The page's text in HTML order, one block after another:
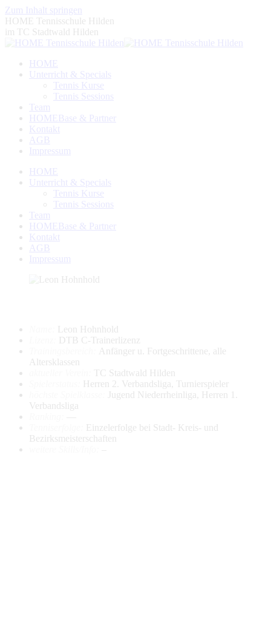
Zum Inhalt springen
HOME Tennisschule Hilden
im TC Stadtwald Hilden
HOME
Unterricht & Specials
Tennis Kurse
Tennis Sessions
Team
HOMEBase & Partner
Kontakt
AGB
Impressum
HOME
Unterricht & Specials
Tennis Kurse
Tennis Sessions
Team
HOMEBase & Partner
Kontakt
AGB
Impressum
Leon Hohnhold
DTB C-Trainerlizenz
Anfänger u. Fortgeschrittene, alle
Altersklassen
TC Stadtwald Hilden
Herren 2. Verbandsliga, Turnierspieler
Jugend Niederrheinliga, Herren 1.
Verbandsliga
Einzelerfolge bei Stadt- Kreis- und
Bezirksmeisterschaften